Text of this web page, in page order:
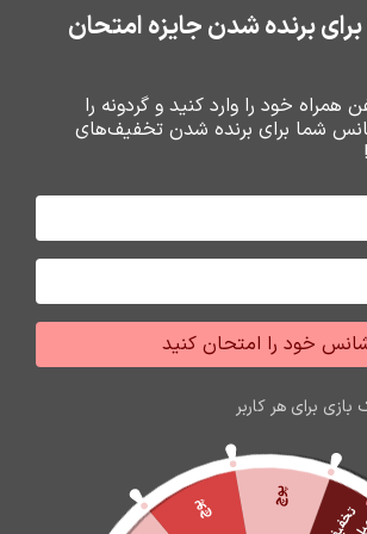
با ترب‌پی
ها
پوچ
پوچ
برنده شدن جایزه امتحان
همراه خود را وارد کنید و گردونه را
شما برای برنده شدن تخفیف‌های
خود را امتحان کنید
برای هر کاربر